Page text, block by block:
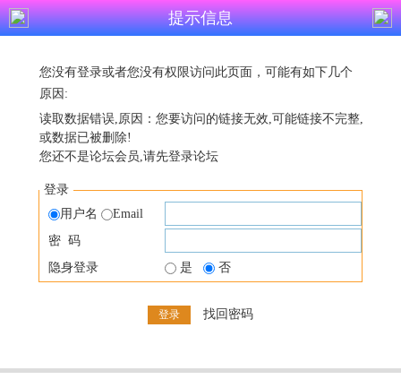
提示信息
您没有登录或者您没有权限访问此页面，可能有如下几个
原因:
读取数据错误,原因：您要访问的链接无效,可能链接不完整,
或数据已被删除!
您还不是论坛会员,请先登录论坛
登录
用户名
Email
密 码
隐身登录
是 否
找回密码